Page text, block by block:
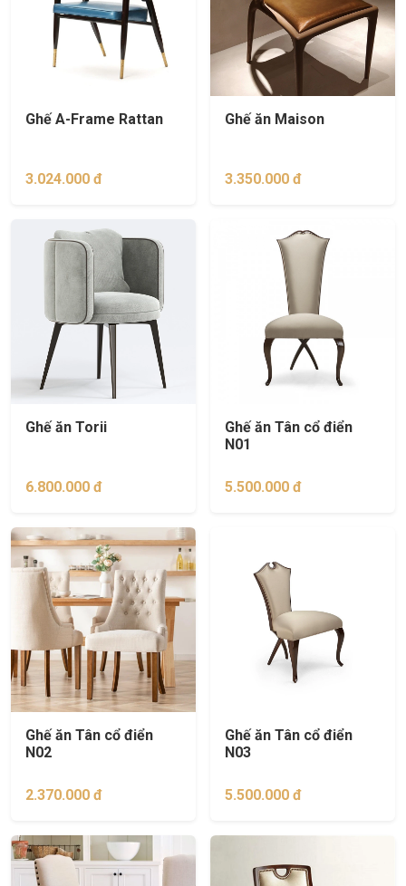
Ghế A-Frame Rattan
3.024.000 đ
Ghế ăn Maison
3.350.000 đ
Ghế ăn Torii
6.800.000 đ
Ghế ăn Tân cổ điển
N01
5.500.000 đ
Ghế ăn Tân cổ điển
N02
2.370.000 đ
Ghế ăn Tân cổ điển
N03
5.500.000 đ